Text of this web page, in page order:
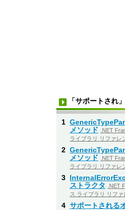
「サポートされ
1
メソッド
.NET
ライブラリ リファレ
2
メソッド
.NET
ライブラリ リファレ
3
ストラクタ
.NET
ス ライブラリ リファ
4 サポートされる